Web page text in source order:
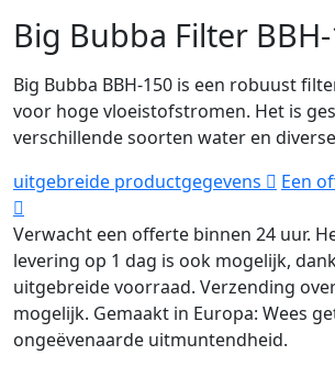
Big Bubba Filter
Big Bubba BBH-150 is een robuust
voor hoge vloeistofstromen. Het is
verschillende soorten water en
uitgebreide productgegevens
Een
Verwacht een offerte binnen 24 uur.
levering op 1 dag is ook mogelijk,
uitgebreide voorraad. Verzending
mogelijk. Gemaakt in Europa: Wees
ongeëvenaarde uitmuntendheid.